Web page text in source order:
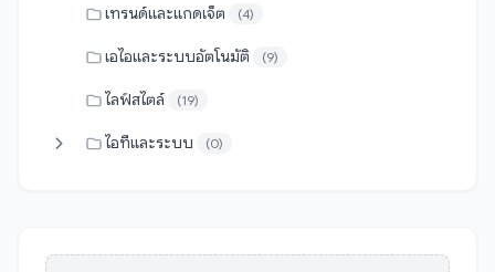
เทรนด์และแกดเจ็ต (4)
เอไอและระบบอัตโนมัติ (9)
ไลฟ์สไตล์ (19)
ไอทีและระบบ (0)